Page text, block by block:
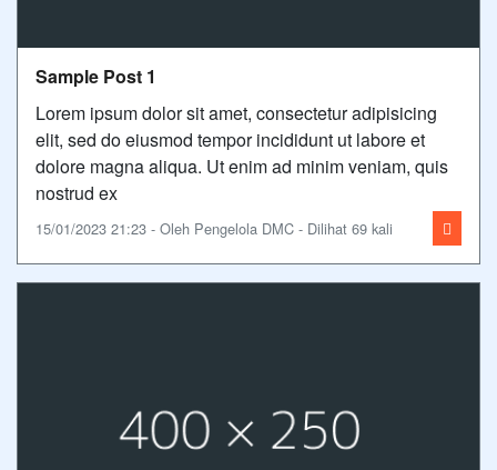
Sample Post 1
Lorem ipsum dolor sit amet, consectetur adipisicing
elit, sed do eiusmod tempor incididunt ut labore et
dolore magna aliqua. Ut enim ad minim veniam, quis
nostrud ex
15/01/2023 21:23 - Oleh Pengelola DMC - Dilihat 69 kali